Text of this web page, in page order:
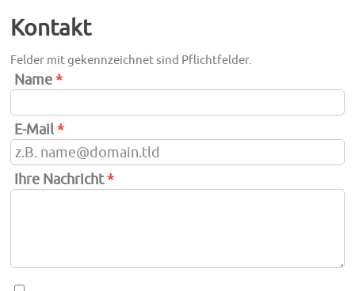
Kontakt
Felder mit gekennzeichnet sind Pflichtfelder.
Name*
E-Mail*
Ihre Nachricht*